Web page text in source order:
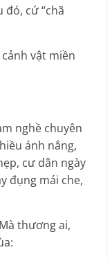
cứ “chã
vật miền
nghề chuyên
ánh nắng,
cư dân ngày
đụng mái che,
thương ai,